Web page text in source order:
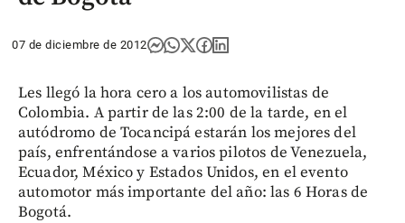
07 de diciembre de 2012
Les llegó la hora cero a los automovilistas de
Colombia. A partir de las 2:00 de la tarde, en el
autódromo de Tocancipá estarán los mejores del
país, enfrentándose a varios pilotos de Venezuela,
Ecuador, México y Estados Unidos, en el evento
automotor más importante del año: las 6 Horas de
Bogotá.